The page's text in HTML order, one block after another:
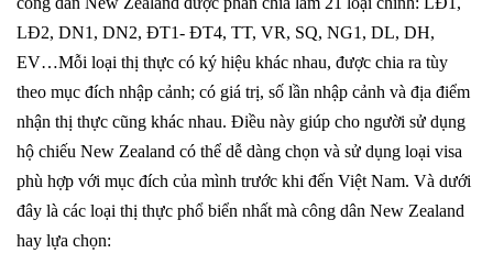
LĐ2, DN1, DN2, ĐT1- ĐT4, TT, VR, SQ, NG1, DL, DH,
EV…Mỗi loại thị thực có ký hiệu khác nhau, được chia ra tùy
theo mục đích nhập cảnh; có giá trị, số lần nhập cảnh và địa điểm
nhận thị thực cũng khác nhau. Điều này giúp cho người sử dụng
hộ chiếu New Zealand có thể dễ dàng chọn và sử dụng loại visa
phù hợp với mục đích của mình trước khi đến Việt Nam. Và dưới
đây là các loại thị thực phổ biển nhất mà công dân New Zealand
hay lựa chọn: